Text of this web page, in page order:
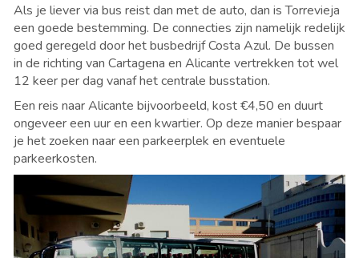
Als je liever via bus reist dan met de auto, dan is Torrevieja
een goede bestemming. De connecties zijn namelijk redelijk
goed geregeld door het busbedrijf Costa Azul. De bussen
in de richting van Cartagena en Alicante vertrekken tot wel
12 keer per dag vanaf het centrale busstation.
Een reis naar Alicante bijvoorbeeld, kost €4,50 en duurt
ongeveer een uur en een kwartier. Op deze manier bespaar
je het zoeken naar een parkeerplek en eventuele
parkeerkosten.